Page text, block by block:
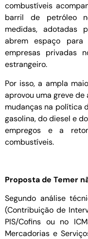
combustíveis
barril de petróleo
medidas, adotadas
abrem espaço
empresas privadas
estrangeiro.
Por isso, a ampla
aprovou uma greve
mudanças na política
gasolina, do diesel e
empregos e a
combustíveis.
Proposta de Temer
Segundo análise
(Contribuição de
PIS/Cofins ou no
Mercadorias e